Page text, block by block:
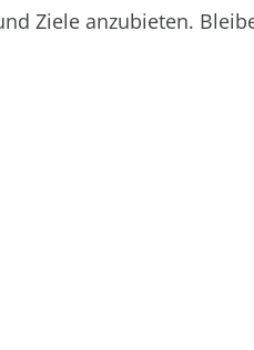
Ziele anzubieten.